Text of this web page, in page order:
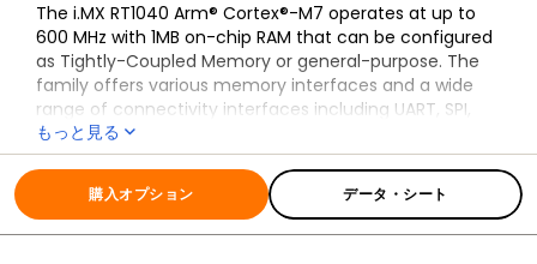
The i.MX RT1040 Arm® Cortex®-M7 operates at up to
600 MHz with 1MB on-chip RAM that can be configured
as Tightly-Coupled Memory or general-purpose. The
family offers various memory interfaces and a wide
range of connectivity interfaces including UART, SPI,
I²C, USB and CAN. The new i.MX RT1046 provides
additional flexibility with 169 BGA compact package
and an extended temperature range up to 125°C and
the new i.MX RT1043 extends SRAM memory size up to 1
MB with LCD support.
もっと見る
全ての情報 i.MX-RT1040
購入オプション データ・シート